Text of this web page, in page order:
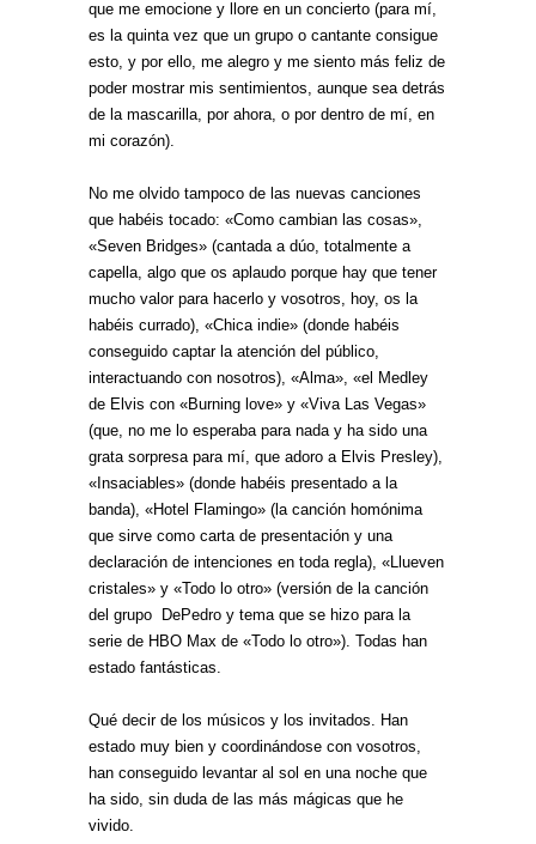
que me emocione y llore en un concierto (para mí,
es la quinta vez que un grupo o cantante consigue
esto, y por ello, me alegro y me siento más feliz de
poder mostrar mis sentimientos, aunque sea detrás
de la mascarilla, por ahora, o por dentro de mí, en
mi corazón).
No me olvido tampoco de las nuevas canciones
que habéis tocado: «Como cambian las cosas»,
«Seven Bridges» (cantada a dúo, totalmente a
capella, algo que os aplaudo porque hay que tener
mucho valor para hacerlo y vosotros, hoy, os la
habéis currado), «Chica indie» (donde habéis
conseguido captar la atención del público,
interactuando con nosotros), «Alma», «el Medley
de Elvis con «Burning love» y «Viva Las Vegas»
(que, no me lo esperaba para nada y ha sido una
grata sorpresa para mí, que adoro a Elvis Presley),
«Insaciables» (donde habéis presentado a la
banda), «Hotel Flamingo» (la canción homónima
que sirve como carta de presentación y una
declaración de intenciones en toda regla), «Llueven
cristales» y «Todo lo otro» (versión de la canción
del grupo DePedro y tema que se hizo para la
serie de HBO Max de «Todo lo otro»). Todas han
estado fantásticas.
Qué decir de los músicos y los invitados. Han
estado muy bien y coordinándose con vosotros,
han conseguido levantar al sol en una noche que
ha sido, sin duda de las más mágicas que he
vivido.